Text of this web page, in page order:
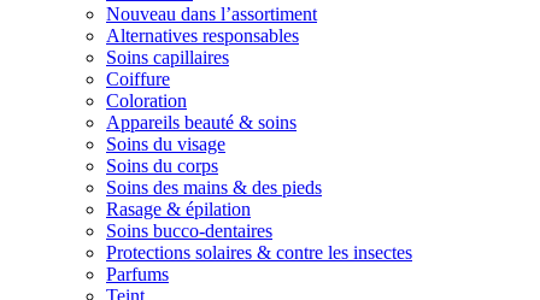
Nouveau dans l’assortiment
Alternatives responsables
Soins capillaires
Coiffure
Coloration
Appareils beauté & soins
Soins du visage
Soins du corps
Soins des mains & des pieds
Rasage & épilation
Soins bucco-dentaires
Protections solaires & contre les insectes
Parfums
Teint